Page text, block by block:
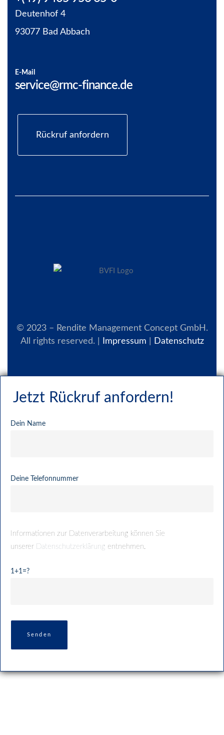
Deutenhof 4
93077 Bad Abbach
E-Mail
service@rmc-finance.de
Rückruf anfordern
© 2023 – Rendite Management Concept GmbH.
All rights reserved. |
Impressum Datenschutz
Jetzt Rückruf anfordern!
Dein Name
Deine Telefonnummer
Informationen zur Datenverarbeitung können Sie
unserer Datenschutzerklärung entnehmen.
1+1=?